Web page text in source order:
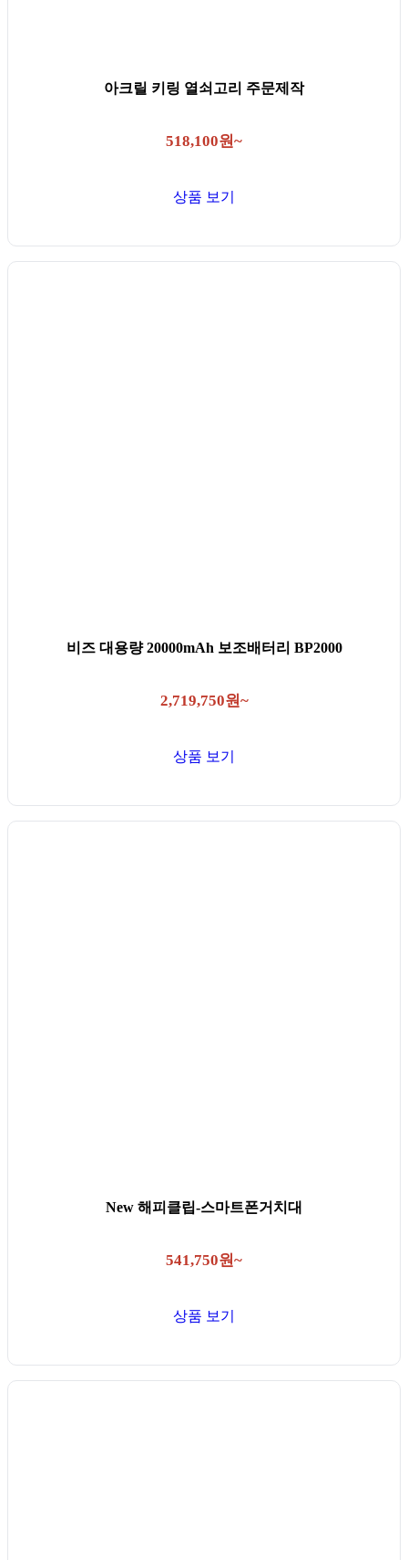
아크릴 키링 열쇠고리 주문제작
518,100원~
상품 보기
비즈 대용량 20000mAh 보조배터리 BP2000
2,719,750원~
상품 보기
New 해피클립-스마트폰거치대
541,750원~
상품 보기